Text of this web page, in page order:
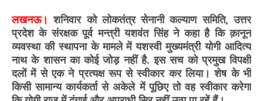
लखनऊ। शनिवार को लोकतंत्र सेनानी कल्याण समिति, उत्तर
प्रदेश के संरक्षक पूर्व मन्त्री यशवंत सिंह ने कहा है कि क़ानून
व्यवस्था की स्थापना के मामले में यशस्वी मुख्यमंत्री योगी आदित्य
नाथ के शासन का कोई जोड़ नहीं है. इस सच को प्रमुख विपक्षी
दलों में से एक ने प्रत्यक्ष रूप से स्वीकार कर लिया। शेष के भी
किसी सामान्य कार्यकर्ता से अकेले में पूछिए तो वह स्वीकार करेगा